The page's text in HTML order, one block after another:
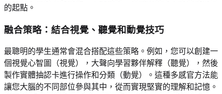
的起點。
融合策略：結合視覺、聽覺和動覺技巧
最聰明的學生通常會混合搭配這些策略。例如，您可以創建一
個視覺心智圖（視覺），大聲向學習夥伴解釋（聽覺），然後
製作實體抽認卡進行操作和分類（動覺）。這種多感官方法能
讓您大腦的不同部位參與其中，從而實現堅實的理解和記憶。